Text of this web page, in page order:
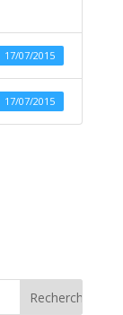
17/07/2015
17/07/2015